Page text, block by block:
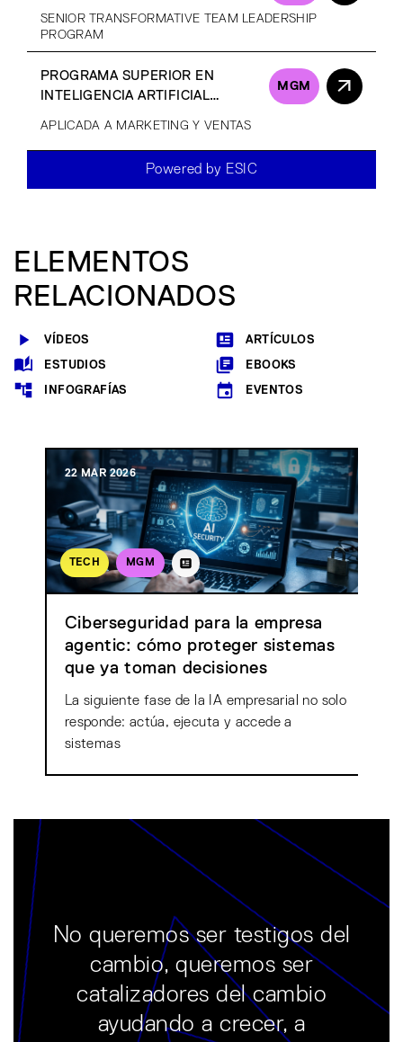
SENIOR TRANSFORMATIVE TEAM LEADERSHIP
PROGRAM
PROGRAMA SUPERIOR EN
INTELIGENCIA ARTIFICIAL
MGM
APLICADA A MARKETING Y VENTAS
Powered by ESIC
ELEMENTOS
RELACIONADOS
VÍDEOS ARTÍCULOS
ESTUDIOS EBOOKS
INFOGRAFÍAS EVENTOS
TECH MGM
22 MAR 2026
Ciberseguridad para la empresa
agentic: cómo proteger sistemas
que ya toman decisiones
La siguiente fase de la IA empresarial no solo
responde: actúa, ejecuta y accede a
sistemas
No queremos ser testigos del
cambio, queremos ser
catalizadores del cambio
ayudando a crecer, a